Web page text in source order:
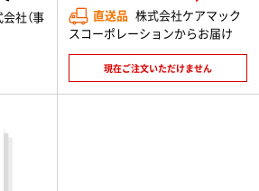
社（事
直送品 株式会社ケアマック
スコーポレーションからお届け
現在ご注文いただけません